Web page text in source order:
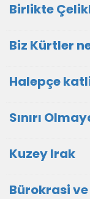
Birlikte
Biz Kürtler
Halepçe
Sınırı
Kuzey Irak
Bürokrasi